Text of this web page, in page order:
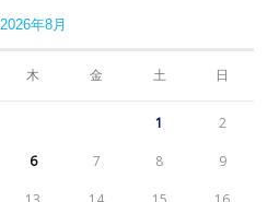
2026年8月
木 金 土 日
1 2
6 7 8 9